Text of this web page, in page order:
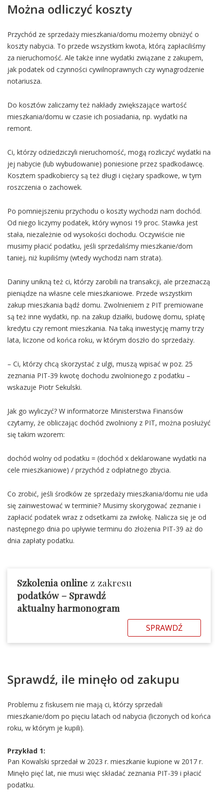
Można odliczyć koszty
Przychód ze sprzedaży mieszkania/domu możemy obniżyć o
koszty nabycia. To przede wszystkim kwota, którą zapłaciliśmy
za nieruchomość. Ale także inne wydatki związane z zakupem,
jak podatek od czynności cywilnoprawnych czy wynagrodzenie
notariusza.
Do kosztów zaliczamy też nakłady zwiększające wartość
mieszkania/domu w czasie ich posiadania, np. wydatki na
remont.
Ci, którzy odziedziczyli nieruchomość, mogą rozliczyć wydatki na
jej nabycie (lub wybudowanie) poniesione przez spadkodawcę.
Kosztem spadkobiercy są też długi i ciężary spadkowe, w tym
roszczenia o zachowek.
Po pomniejszeniu przychodu o koszty wychodzi nam dochód.
Od niego liczymy podatek, który wynosi 19 proc. Stawka jest
stała, niezależnie od wysokości dochodu. Oczywiście nie
musimy płacić podatku, jeśli sprzedaliśmy mieszkanie/dom
taniej, niż kupiliśmy (wtedy wychodzi nam strata).
Daniny unikną też ci, którzy zarobili na transakcji, ale przeznaczą
pieniądze na własne cele mieszkaniowe. Przede wszystkim
zakup mieszkania bądź domu. Zwolnieniem z PIT premiowane
są też inne wydatki, np. na zakup działki, budowę domu, spłatę
kredytu czy remont mieszkania. Na taką inwestycję mamy trzy
lata, liczone od końca roku, w którym doszło do sprzedaży.
– Ci, którzy chcą skorzystać z ulgi, muszą wpisać w poz. 25
zeznania PIT-39 kwotę dochodu zwolnionego z podatku –
wskazuje Piotr Sekulski.
Jak go wyliczyć? W informatorze Ministerstwa Finansów
czytamy, że obliczając dochód zwolniony z PIT, można posłużyć
się takim wzorem:
dochód wolny od podatku = (dochód x deklarowane wydatki na
cele mieszkaniowe) / przychód z odpłatnego zbycia.
Co zrobić, jeśli środków ze sprzedaży mieszkania/domu nie uda
się zainwestować w terminie? Musimy skorygować zeznanie i
zapłacić podatek wraz z odsetkami za zwłokę. Nalicza się je od
następnego dnia po upływie terminu do złożenia PIT-39 aż do
dnia zapłaty podatku.
Szkolenia online z zakresu
podatków – Sprawdź
aktualny harmonogram
SPRAWDŹ
Sprawdź, ile minęło od zakupu
Problemu z fiskusem nie mają ci, którzy sprzedali
mieszkanie/dom po pięciu latach od nabycia (liczonych od końca
roku, w którym je kupili).
Przykład 1:
Pan Kowalski sprzedał w 2023 r. mieszkanie kupione w 2017 r.
Minęło pięć lat, nie musi więc składać zeznania PIT-39 i płacić
podatku.